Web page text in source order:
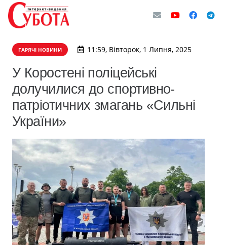
ГАРЯЧІ НОВИНИ 11:59, Вівторок, 1 Липня, 2025
У Коростені поліцейські
долучилися до спортивно-
патріотичних змагань «Сильні
України»